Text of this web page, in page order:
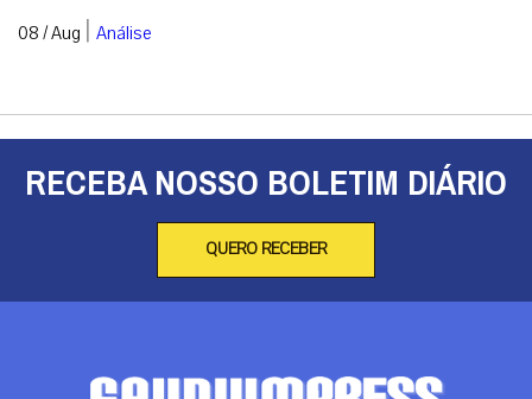
08 / Aug | Análise
RECEBA NOSSO BOLETIM DIÁRIO
QUERO RECEBER